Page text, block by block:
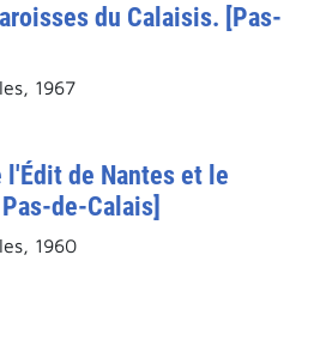
du Calaisis. [Pas-
1967
l'Édit de Nantes et le
de-Calais]
1960